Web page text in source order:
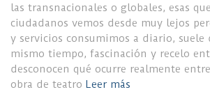
las transnacionales o globales, esas
ciudadanos vemos desde muy lejos
y servicios consumimos a diario, suele
mismo tiempo, fascinación y recelo
desconocen qué ocurre realmente
obra de teatro Leer más